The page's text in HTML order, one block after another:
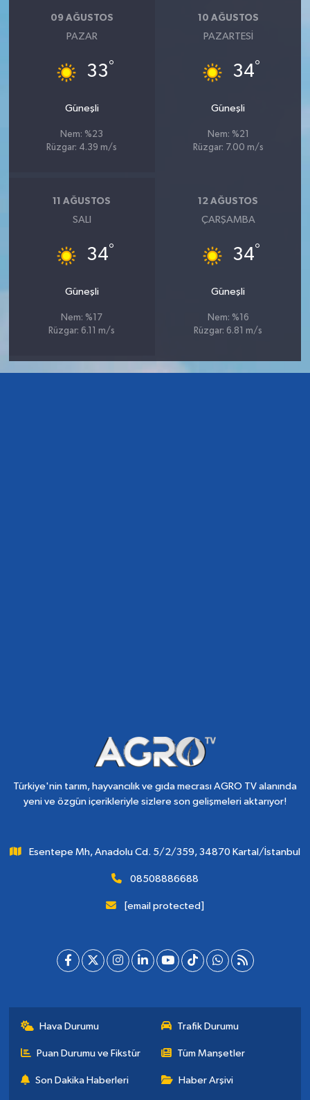
09 AĞUSTOS
PAZAR
33°
Güneşli
Nem: %23
Rüzgar: 4.39 m/s
10 AĞUSTOS
PAZARTESI
34°
Güneşli
Nem: %21
Rüzgar: 7.00 m/s
11 AĞUSTOS
SALI
34°
Güneşli
Nem: %17
Rüzgar: 6.11 m/s
12 AĞUSTOS
ÇARŞAMBA
34°
Güneşli
Nem: %16
Rüzgar: 6.81 m/s
Türkiye'nin tarım, hayvancılık ve gıda mecrası AGRO TV alanında
yeni ve özgün içerikleriyle sizlere son gelişmeleri aktarıyor!
Esentepe Mh, Anadolu Cd. 5/2/359, 34870 Kartal/İstanbul
08508886688
[email protected]
Hava Durumu Trafik Durumu
Puan Durumu ve Fikstür Tüm Manşetler
Son Dakika Haberleri Haber Arşivi